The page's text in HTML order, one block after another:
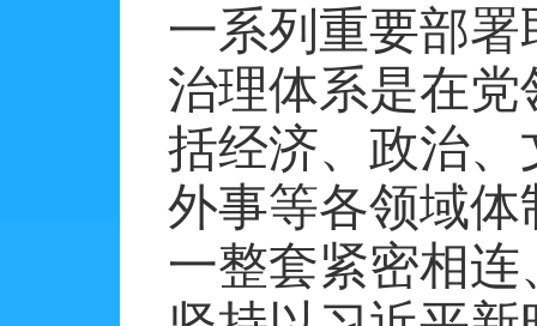
一系列重要部
治理体系是在
括经济、政治
外事等各领域
一整套紧密相